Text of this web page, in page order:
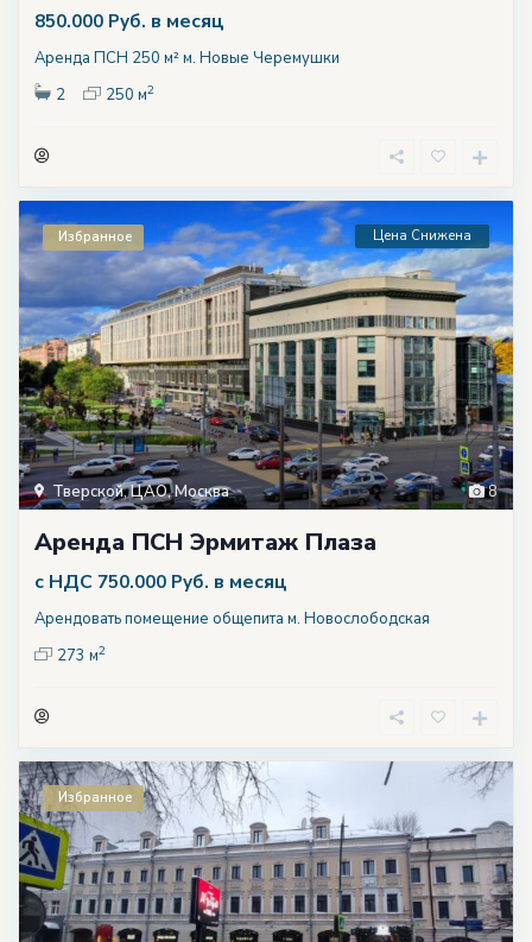
850.000 Руб. в месяц
Аренда ПСН 250 м² м. Новые Черемушки
2
250 м2
8
Тверской,ЦАО,Москва
Избранное Цена Снижена
Аренда ПСН Эрмитаж Плаза
с НДС 750.000 Руб. в месяц
Арендовать помещение общепита м. Новослободская
273 м2
Избранное